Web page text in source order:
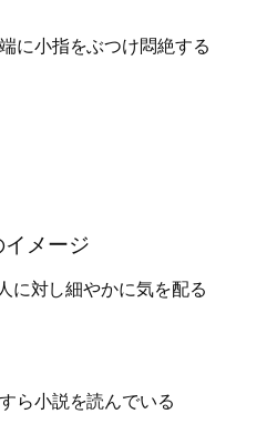
に小指をぶつけ悶絶する
イメージ
に対し細やかに気を配る
ら小説を読んでいる